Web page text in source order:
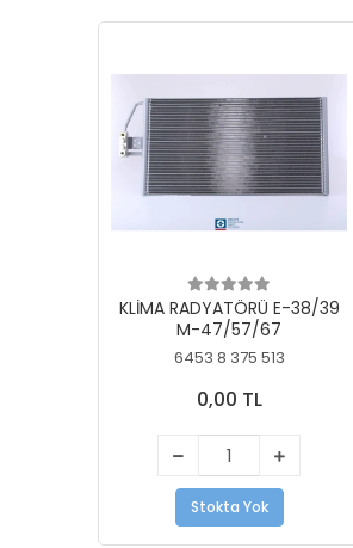
KLİMA RADYATÖRÜ E-38/39
M-47/57/67
6453 8 375 513
0,00 TL
Stokta Yok